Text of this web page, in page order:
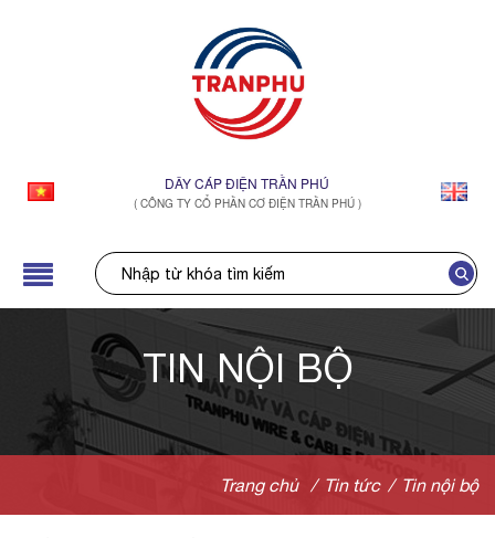
DÂY CÁP ĐIỆN TRẦN PHÚ
( CÔNG TY CỔ PHẦN CƠ ĐIỆN TRẦN PHÚ )
TIN NỘI BỘ
Trang chủ / Tin tức / Tin nội bộ